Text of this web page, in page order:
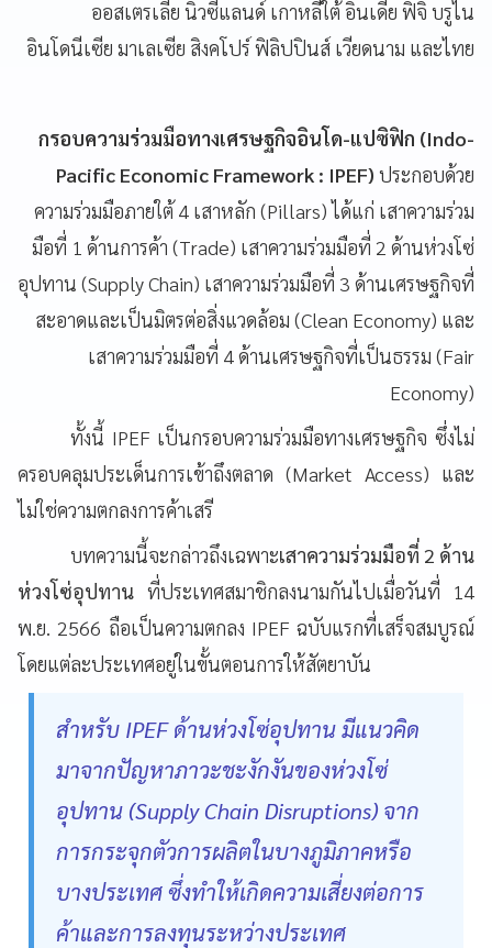
ออสเตรเลีย นิวซีแลนด์ เกาหลีใต้ อินเดีย ฟิจิ บรูไน
อินโดนีเซีย มาเลเซีย สิงคโปร์ ฟิลิปปินส์ เวียดนาม และไทย
กรอบความร่วมมือทางเศรษฐกิจอินโด-แปซิฟิก (Indo-
Pacific Economic Framework : IPEF) ประกอบด้วย
ความร่วมมือภายใต้ 4 เสาหลัก (Pillars) ได้แก่ เสาความร่วม
มือที่ 1 ด้านการค้า (Trade) เสาความร่วมมือที่ 2 ด้านห่วงโซ่
อุปทาน (Supply Chain) เสาความร่วมมือที่ 3 ด้านเศรษฐกิจที่
สะอาดและเป็นมิตรต่อสิ่งแวดล้อม (Clean Economy) และ
เสาความร่วมมือที่ 4 ด้านเศรษฐกิจที่เป็นธรรม (Fair
Economy)
ทั้งนี้ IPEF เป็นกรอบความร่วมมือทางเศรษฐกิจ ซึ่งไม่
ครอบคลุมประเด็นการเข้าถึงตลาด (Market Access) และ
ไม่ใช่ความตกลงการค้าเสรี
บทความนี้จะกล่าวถึงเฉพาะเสาความร่วมมือที่ 2 ด้าน
ห่วงโซ่อุปทาน ที่ประเทศสมาชิกลงนามกันไปเมื่อวันที่ 14
พ.ย. 2566 ถือเป็นความตกลง IPEF ฉบับแรกที่เสร็จสมบูรณ์
โดยแต่ละประเทศอยู่ในขั้นตอนการให้สัตยาบัน
สำหรับ IPEF ด้านห่วงโซ่อุปทาน มีแนวคิด
มาจากปัญหาภาวะชะงักงันของห่วงโซ่
อุปทาน (Supply Chain Disruptions) จาก
การกระจุกตัวการผลิตในบางภูมิภาคหรือ
บางประเทศ ซึ่งทำให้เกิดความเสี่ยงต่อการ
ค้าและการลงทุนระหว่างประเทศ